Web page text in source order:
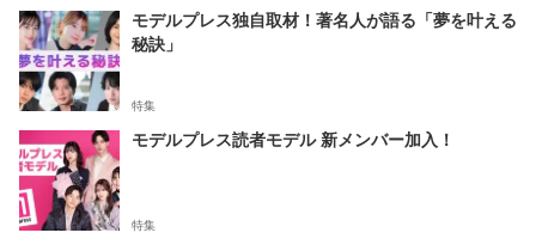
モデルプレス独自取材！著名人が語る「夢を叶える
秘訣」
特集
モデルプレス読者モデル 新メンバー加入！
特集